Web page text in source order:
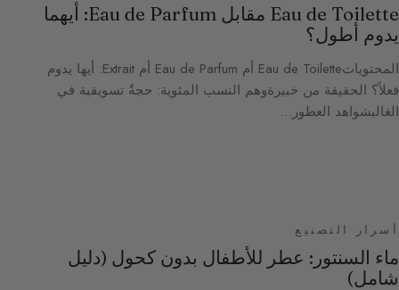
Eau de Toilette مقابل Eau de Parfum: أيهما
يدوم أطول؟
المحتوياتEau de Toilette أم Eau de Parfum أم Extrait: أيها يدوم
فعلاً؟ الحقيقة من خبيرةوهم النسب المئوية: حجةٌ تسويقية في
الغالبشواهد العطور…
أسرار التصنيع
ماء السنتور: عطر للأطفال بدون كحول (دليل
شامل)